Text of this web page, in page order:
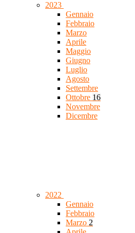
2023
Gennaio
Febbraio
Marzo
Aprile
Maggio
Giugno
Luglio
Agosto
Settembre
Ottobre 16
Novembre
Dicembre
2022
Gennaio
Febbraio
Marzo 2